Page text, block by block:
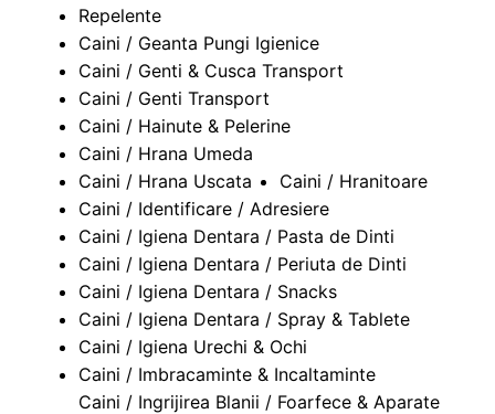
Repelente
Caini / Geanta Pungi Igienice
Caini / Genti & Cusca Transport
Caini / Genti Transport
Caini / Hainute & Pelerine
Caini / Hrana Umeda
Caini / Hrana Uscata
Caini / Hranitoare
Caini / Identificare / Adresiere
Caini / Igiena Dentara / Pasta de Dinti
Caini / Igiena Dentara / Periuta de Dinti
Caini / Igiena Dentara / Snacks
Caini / Igiena Dentara / Spray & Tablete
Caini / Igiena Urechi & Ochi
Caini / Imbracaminte & Incaltaminte
Caini / Ingrijirea Blanii / Foarfece & Aparate